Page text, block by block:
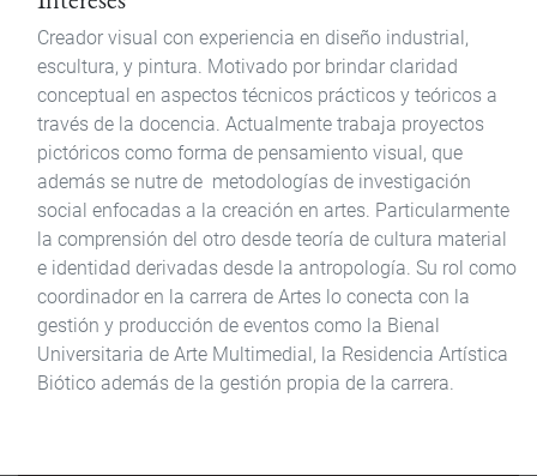
Creador visual con experiencia en diseño industrial,
escultura, y pintura. Motivado por brindar claridad
conceptual en aspectos técnicos prácticos y teóricos a
través de la docencia. Actualmente trabaja proyectos
pictóricos como forma de pensamiento visual, que
además se nutre de metodologías de investigación
social enfocadas a la creación en artes. Particularmente
la comprensión del otro desde teoría de cultura material
e identidad derivadas desde la antropología. Su rol como
coordinador en la carrera de Artes lo conecta con la
gestión y producción de eventos como la Bienal
Universitaria de Arte Multimedial, la Residencia Artística
Biótico además de la gestión propia de la carrera.